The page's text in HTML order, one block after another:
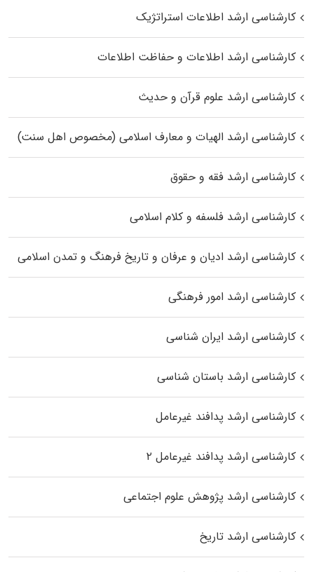
کارشناسی ارشد اطلاعات استراتژیک
کارشناسی ارشد اطلاعات و حفاظت اطلاعات
کارشناسی ارشد علوم قرآن و حدیث
کارشناسی ارشد الهیات و معارف اسلامی (مخصوص اهل سنت)
کارشناسی ارشد فقه و حقوق
کارشناسی ارشد فلسفه و کلام اسلامی
کارشناسی ارشد ادیان و عرفان و تاریخ فرهنگ و تمدن اسلامی
کارشناسی ارشد امور فرهنگی
کارشناسی ارشد ایران شناسی
کارشناسی ارشد باستان شناسی
کارشناسی ارشد پدافند غیرعامل
کارشناسی ارشد پدافند غیرعامل ۲
کارشناسی ارشد پژوهش علوم اجتماعی
کارشناسی ارشد تاریخ